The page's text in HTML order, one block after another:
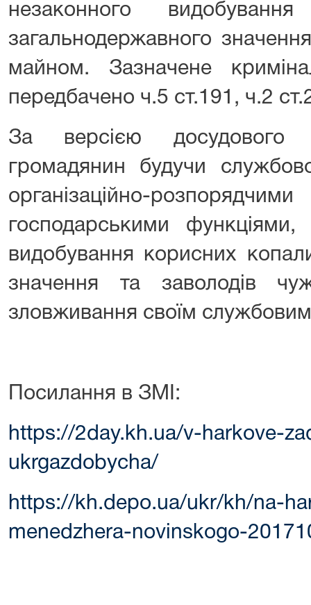
незаконного
загальнодержавного
майном. Зазначене
передбачено ч.5 ст.191, ч.2
За версією досудового
громадянин будучи
організаційно-
господарськими функціями,
видобування корисних
значення та заволодів
зловживання своїм
Посилання в ЗМІ:
https://2day.kh.ua/v-harkove-
ukrgazdobycha/
https://kh.depo.ua/ukr/kh/na-
menedzhera-novinskogo-